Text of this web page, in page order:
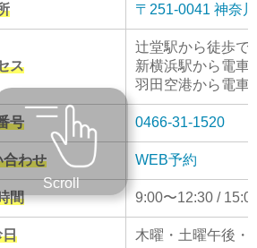
〒251-0041 神奈
ス
辻堂駅から徒歩で
新横浜駅から電車
羽田空港から電車
号 0466-31-1520
わせ WEB予約
間 9:00〜12:30 /
日 木曜・土曜午後・
Scroll